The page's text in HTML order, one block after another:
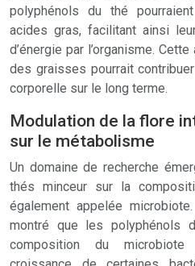
polyphénols du thé
acides gras, facilitant ainsi
d’énergie par l’organisme.
des graisses pourrait
corporelle sur le long terme.
Modulation de la flore
sur le métabolisme
Un domaine de recherche
thés minceur sur la
également appelée
montré que les polyphénols
composition du